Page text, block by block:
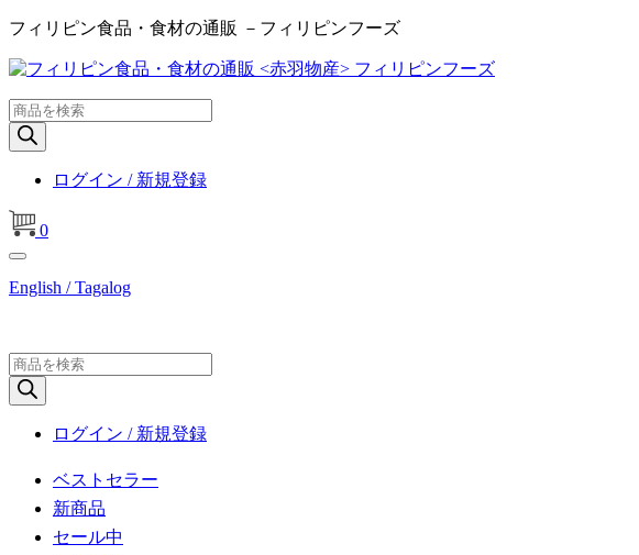
フィリピン食品・食材の通販 －フィリピンフーズ
商
品
検
ログイン / 新規登録
0
English / Tagalog
商
品
検
ログイン / 新規登録
ベストセラー
新商品
セール中